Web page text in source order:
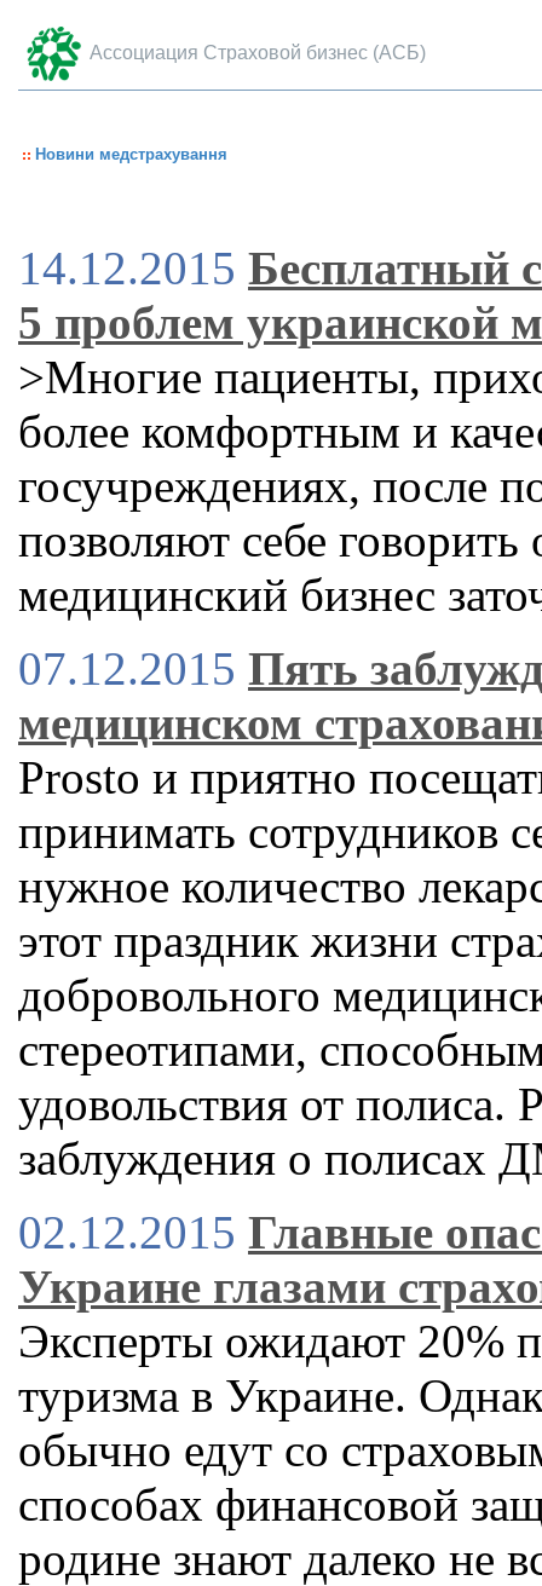
Ассоциация Страховой бизнес (АСБ)
Новини медстрахування
14.12.2015 Бесплатный
5 проблем украинской
>Многие пациенты,
более комфортным и
госучреждениях, после
позволяют себе
медицинский бизнес
07.12.2015 Пять
медицинском
Prosto и приятно
принимать сотрудников
нужное количество
этот праздник жизни
добровольного
стереотипами,
удовольствия от полиса.
заблуждения о полисах
02.12.2015 Главные
Украине глазами
Эксперты ожидают 20%
туризма в Украине.
обычно едут со
способах финансовой
родине знают далеко не